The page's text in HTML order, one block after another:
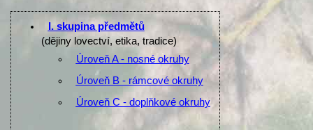
I. skupina předmětů
(dějiny lovectví, etika, tradice)
Úroveň A - nosné okruhy
Úroveň B - rámcové okruhy
Úroveň C - doplňkové okruhy